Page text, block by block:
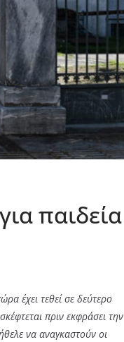
παιδεία
έχει τεθεί σε δεύτερο
πριν εκφράσει την
να αναγκαστούν οι